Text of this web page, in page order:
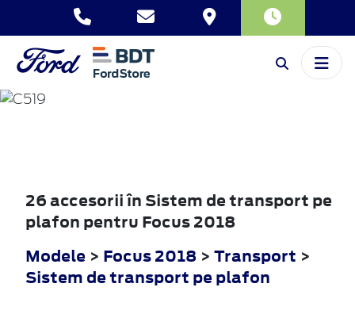
FOCUS
26 accesorii în Sistem de transport pe
plafon pentru Focus 2018
Modele > Focus 2018 > Transport >
Sistem de transport pe plafon